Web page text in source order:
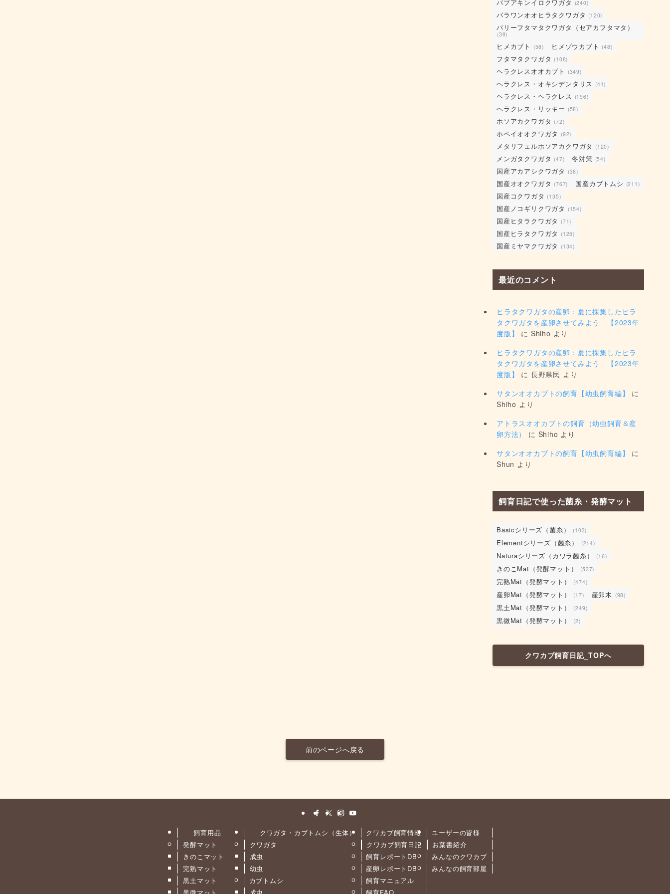
パプアキンイロクワガタ (240)
パラワンオオヒラタクワガタ (120)
パリーフタマタクワガタ（セアカフタマタ）
(39)
ヒメカブト (58) ヒメゾウカブト (48)
フタマタクワガタ (108)
ヘラクレスオオカブト (349)
ヘラクレス・オキシデンタリス (41)
ヘラクレス・ヘラクレス (196)
ヘラクレス・リッキー (58)
ホソアカクワガタ (72)
ホペイオオクワガタ (92)
メタリフェルホソアカクワガタ (120)
メンガタクワガタ (47) 冬対策 (54)
国産アカアシクワガタ (38)
国産オオクワガタ (767) 国産カブトムシ (211)
国産コクワガタ (135)
国産ノコギリクワガタ (154)
国産ヒタラクワガタ (71)
国産ヒラタクワガタ (125)
国産ミヤマクワガタ (134)
最近のコメント
ヒラタクワガタの産卵：夏に採集したヒラ
タクワガタを産卵させてみよう 【2023年
度版】
に Shiho より
ヒラタクワガタの産卵：夏に採集したヒラ
タクワガタを産卵させてみよう 【2023年
度版】
に 長野県民 より
サタンオオカブトの飼育【幼虫飼育編】
に
Shiho より
アトラスオオカブトの飼育（幼虫飼育＆産
卵方法）
に Shiho より
サタンオオカブトの飼育【幼虫飼育編】
に
Shun より
飼育日記で使った菌糸・発酵マット
Basicシリーズ（菌糸） (103)
Elementシリーズ（菌糸） (214)
Naturaシリーズ（カワラ菌糸） (16)
きのこMat（発酵マット） (537)
完熟Mat（発酵マット） (474)
産卵Mat（発酵マット） (17) 産卵木 (98)
黒土Mat（発酵マット） (249)
黒微Mat（発酵マット） (2)
クワカブ飼育日記_TOPへ
前のページへ戻る
飼育用品
発酵マット
きのこマット
完熟マット
黒土マット
黒微マット
クワガタ・カブトムシ（生体）
クワガタ
成虫
幼虫
カブトムシ
成虫
クワカブ飼育情報
クワカブ飼育日記
飼育レポートDB
産卵レポートDB
飼育マニュアル
飼育FAQ
ユーザーの皆様
お葉書紹介
みんなのクワカブ
みんなの飼育部屋